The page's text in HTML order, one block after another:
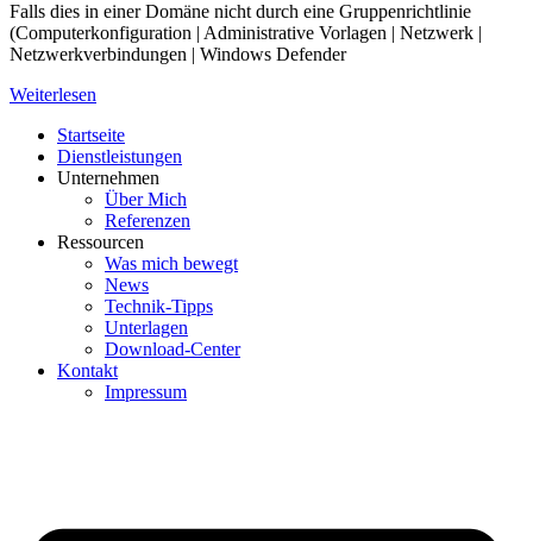
Falls dies in einer Domäne nicht durch eine Gruppenrichtlinie
(Computerkonfiguration | Administrative Vorlagen | Netzwerk |
Netzwerkverbindungen | Windows Defender
Weiterlesen
Startseite
Dienstleistungen
Unternehmen
Über Mich
Referenzen
Ressourcen
Was mich bewegt
News
Technik-Tipps
Unterlagen
Download-Center
Kontakt
Impressum